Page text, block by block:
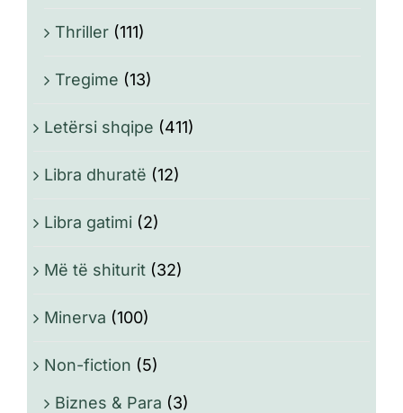
Thriller (111)
Tregime (13)
Letërsi shqipe (411)
Libra dhuratë (12)
Libra gatimi (2)
Më të shiturit (32)
Minerva (100)
Non-fiction (5)
Biznes & Para (3)